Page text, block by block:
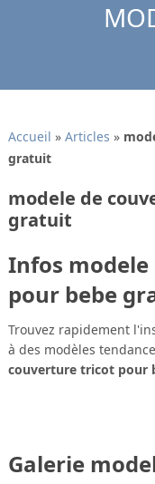
Accueil » Articles »
gratuit
modele de
gratuit
Infos
pour bebe
Trouvez rapidement
à des modèles
couverture tricot pour
Galerie